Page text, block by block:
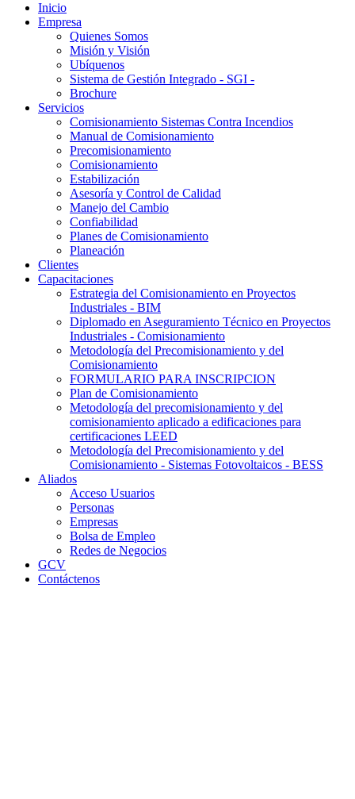
Inicio
Empresa
Quienes Somos
Misión y Visión
Ubíquenos
Sistema de Gestión Integrado - SGI -
Brochure
Servicios
Comisionamiento Sistemas Contra Incendios
Manual de Comisionamiento
Precomisionamiento
Comisionamiento
Estabilización
Asesoría y Control de Calidad
Manejo del Cambio
Confiabilidad
Planes de Comisionamiento
Planeación
Clientes
Capacitaciones
Estrategia del Comisionamiento en Proyectos
Industriales - BIM
Diplomado en Aseguramiento Técnico en Proyectos
Industriales - Comisionamiento
Metodología del Precomisionamiento y del
Comisionamiento
FORMULARIO PARA INSCRIPCION
Plan de Comisionamiento
Metodología del precomisionamiento y del
comisionamiento aplicado a edificaciones para
certificaciones LEED
Metodología del Precomisionamiento y del
Comisionamiento - Sistemas Fotovoltaicos - BESS
Aliados
Acceso Usuarios
Personas
Empresas
Bolsa de Empleo
Redes de Negocios
GCV
Contáctenos